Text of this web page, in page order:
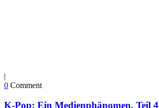
|
0 Comment
K-Pop: Ein Medienphänomen, Teil